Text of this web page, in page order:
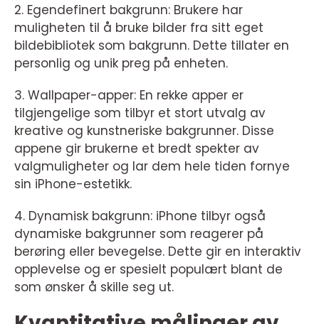
2. Egendefinert bakgrunn: Brukere har
muligheten til å bruke bilder fra sitt eget
bildebibliotek som bakgrunn. Dette tillater en
personlig og unik preg på enheten.
3. Wallpaper-apper: En rekke apper er
tilgjengelige som tilbyr et stort utvalg av
kreative og kunstneriske bakgrunner. Disse
appene gir brukerne et bredt spekter av
valgmuligheter og lar dem hele tiden fornye
sin iPhone-estetikk.
4. Dynamisk bakgrunn: iPhone tilbyr også
dynamiske bakgrunner som reagerer på
berøring eller bevegelse. Dette gir en interaktiv
opplevelse og er spesielt populært blant de
som ønsker å skille seg ut.